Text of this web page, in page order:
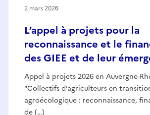
L’appel à projets pour la
reconnaissance et le
des GIEE et de leur
Appel à projets 2026 en Auvergne-
"Collectifs d’agriculteurs en
agroécologique : reconnaissance,
de (…)
2 mars 2026